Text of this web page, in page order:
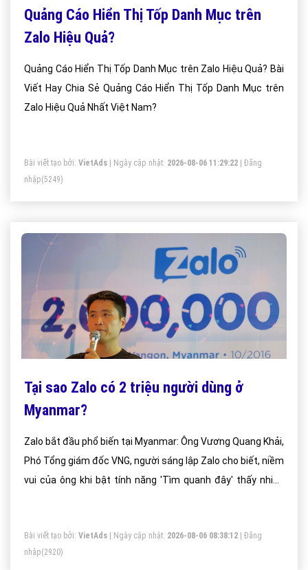
Quảng Cáo Hiển Thị Tốp Danh Mục trên
Zalo Hiệu Quả?
Quảng Cáo Hiển Thị Tốp Danh Mục trên Zalo Hiệu Quả? Bài
Viết Hay Chia Sẻ Quảng Cáo Hiển Thị Tốp Danh Mục trên
Zalo Hiệu Quả Nhất Việt Nam?
Bài viết tạo bởi: VietAds | Ngày cập nhật: 2026-08-06 11:29:22
Đăng
nhập(5249)
Tại sao Zalo có 2 triệu người dùng ở
Myanmar?
Zalo bắt đầu phổ biến tại Myanmar: Ông Vương Quang Khải,
Phó Tổng giám đốc VNG, người sáng lập Zalo cho biết, niềm
vui của ông khi bật tính năng 'Tìm quanh đây' thấy nhiều
người sáng lập Zalo, tuyên bố dịch vụ nhắn tin tức thời này
có 2 triệu người dùng tại đây.
Bài viết tạo bởi: VietAds | Ngày cập nhật: 2026-08-06 08:38:12
Đăng
nhập(2920)